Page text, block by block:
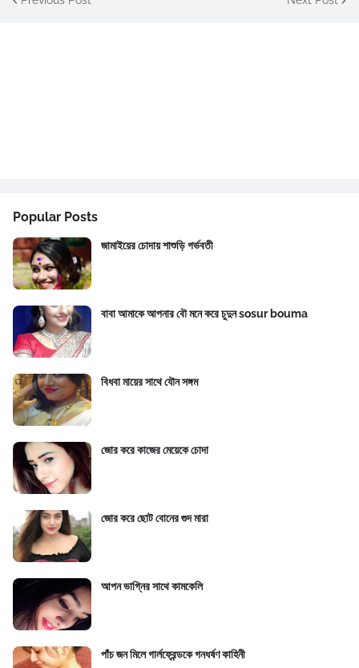
Popular Posts
জামাইয়ের চোদায় শাশুড়ি গর্ভবতী
বাবা আমাকে আপনার বৌ মনে করে চুদুন sosur bouma
বিধবা মায়ের সাথে যৌন সঙ্গম
জোর করে কাজের মেয়েকে চোদা
জোর করে ছোট বোনের গুদ মারা
আপন ভাগ্নির সাথে কামকেলি
পাঁচ জন মিলে গার্লফ্রেন্ডকে গনধর্ষণ কাহিনী